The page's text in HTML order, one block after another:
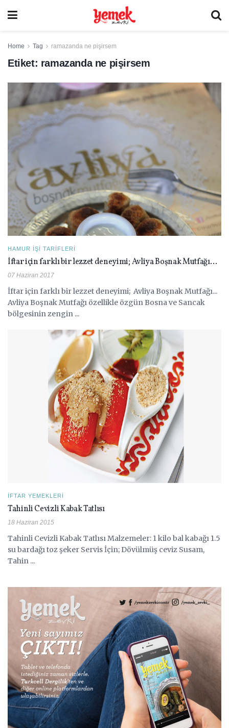
Home Tag ramazanda ne pişirsem
Etiket: ramazanda ne pişirsem
HAMUR İŞI TARIFLERI
İftar için farklı bir lezzet deneyimi; Avliya Boşnak Mutfağı…
07 Haziran 2017
İftar için farklı bir lezzet deneyimi; Avliya Boşnak Mutfağı...
Avliya Boşnak Mutfağı özellikle özgün Bosna ve Sancak
bölgesinin zengin ...
İFTAR YEMEKLERI
Tahinli Cevizli Kabak Tatlısı
18 Haziran 2015
Tahinli Cevizli Kabak Tatlısı Malzemeler: 1 kilo bal kabağı 1.5
su bardağı toz şeker Servis İçin; Dövülmüş ceviz Susam,
Tahin ...